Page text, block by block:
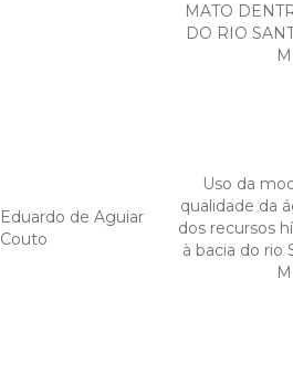
MATO
DO RIO
Eduardo de Aguiar
Couto
Uso da
qualidade da
dos recursos
à bacia do rio